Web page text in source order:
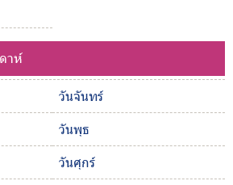
าห์
วันจันทร์
วันพุธ
วันศุกร์